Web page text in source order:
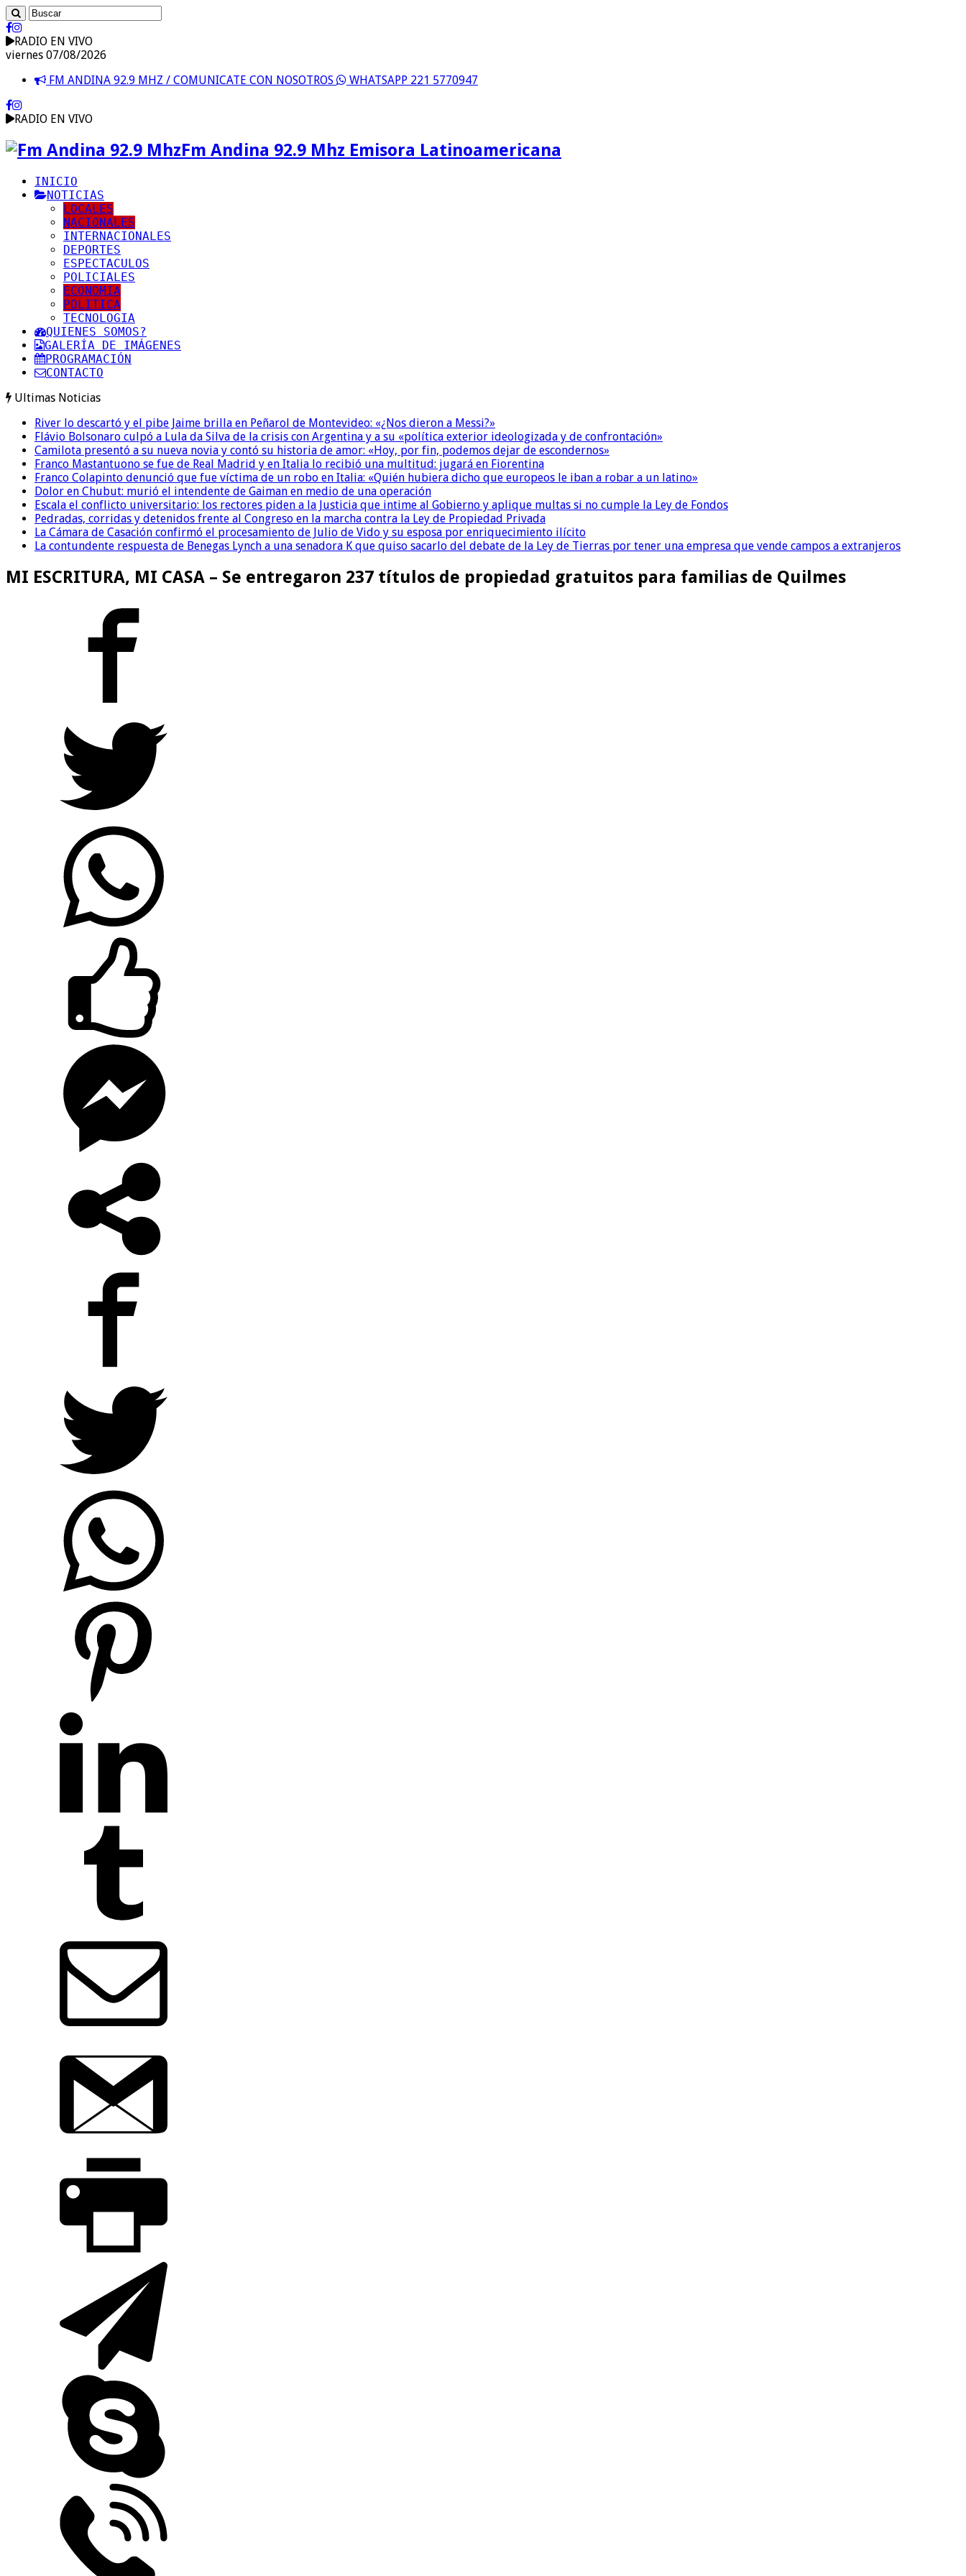
RADIO EN VIVO
viernes 07/08/2026
FM ANDINA 92.9 MHZ / COMUNICATE CON NOSOTROS
WHATSAPP 221 5770947
RADIO EN VIVO
Fm Andina 92.9 Mhz Emisora Latinoamericana
INICIO
NOTICIAS
LOCALES
NACIONALES
INTERNACIONALES
DEPORTES
ESPECTACULOS
POLICIALES
ECONOMIA
POLITICA
TECNOLOGIA
QUIENES SOMOS?
GALERÍA DE IMÁGENES
PROGRAMACIÓN
CONTACTO
Ultimas Noticias
River lo descartó y el pibe Jaime brilla en Peñarol de Montevideo: «¿Nos dieron a Messi?»
Flávio Bolsonaro culpó a Lula da Silva de la crisis con Argentina y a su «política exterior ideologizada y de confrontación»
Camilota presentó a su nueva novia y contó su historia de amor: «Hoy, por fin, podemos dejar de escondernos»
Franco Mastantuono se fue de Real Madrid y en Italia lo recibió una multitud: jugará en Fiorentina
Franco Colapinto denunció que fue víctima de un robo en Italia: «Quién hubiera dicho que europeos le iban a robar a un latino»
Dolor en Chubut: murió el intendente de Gaiman en medio de una operación
Escala el conflicto universitario: los rectores piden a la Justicia que intime al Gobierno y aplique multas si no cumple la Ley de Fondos
Pedradas, corridas y detenidos frente al Congreso en la marcha contra la Ley de Propiedad Privada
La Cámara de Casación confirmó el procesamiento de Julio de Vido y su esposa por enriquecimiento ilícito
La contundente respuesta de Benegas Lynch a una senadora K que quiso sacarlo del debate de la Ley de Tierras por tener una empresa que vende campos a extranjeros
MI ESCRITURA, MI CASA – Se entregaron 237 títulos de propiedad gratuitos para familias de Quilmes